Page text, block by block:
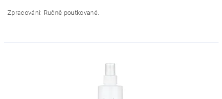
Zpracování: Ručně poutkované.